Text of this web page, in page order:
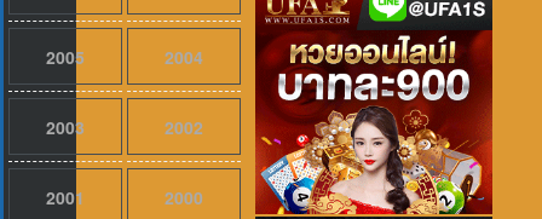
2005 2004
2003 2002
2001 2000
เสียงไทย2026
Evil Dead Burn (2026) ผีอมตะแผดเผา